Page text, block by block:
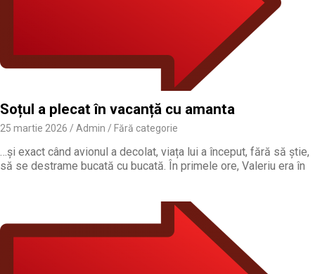
Soțul a plecat în vacanță cu amanta
25 martie 2026 Admin Fără categorie
…și exact când avionul a decolat, viața lui a început, fără să știe,
să se destrame bucată cu bucată. În primele ore, Valeriu era în